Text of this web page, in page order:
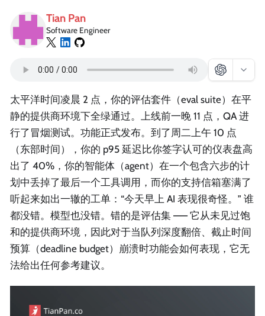
Tian Pan
Software Engineer
太平洋时间凌晨 2 点，你的评估套件（eval suite）在平
静的提供商环境下全绿通过。上线前一晚 11 点，QA 进
行了冒烟测试。功能正式发布。到了周二上午 10 点
（东部时间），你的 p95 延迟比你签字认可的仪表盘高
出了 40%，你的智能体（agent）在一个包含六步的计
划中丢掉了最后一个工具调用，而你的支持信箱塞满了
听起来如出一辙的工单：“今天早上 AI 表现很奇怪。” 谁
都没错。模型也没错。错的是评估集 —— 它从未见过饱
和的提供商环境，因此对于当队列深度翻倍、截止时间
预算（deadline budget）崩溃时功能会如何表现，它无
法给出任何参考建议。